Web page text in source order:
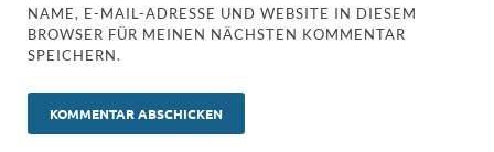
NAME, E-MAIL-ADRESSE UND WEBSITE IN DIESEM
BROWSER FÜR MEINEN NÄCHSTEN KOMMENTAR
SPEICHERN.